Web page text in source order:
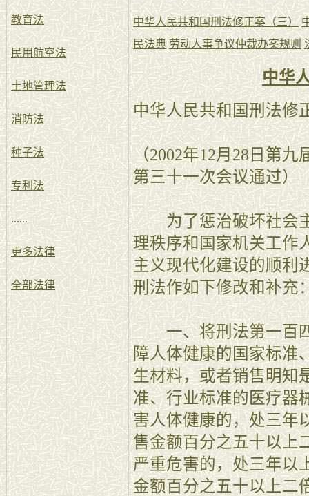
教育法
民用航空法
土地管理法
消防法
种子法
专利法
......
更多法律
全部法律
中华人民共和国刑法修正案（三）
民法典 劳动人事争议仲裁办案规则
中华
中华人民共和国刑法修
（2002年12月28日第
第三十一次会议通过）
为了惩治破坏社会主
理秩序和国家机关工作
主义现代化建设的顺利
刑法作如下修改和补充
一、将刑法第一百四
障人体健康的国家标准
生材料，或者销售明知
准、行业标准的医疗器
害人体健康的，处三年
售金额百分之五十以上
严重危害的，处三年以
金额百分之五十以上二